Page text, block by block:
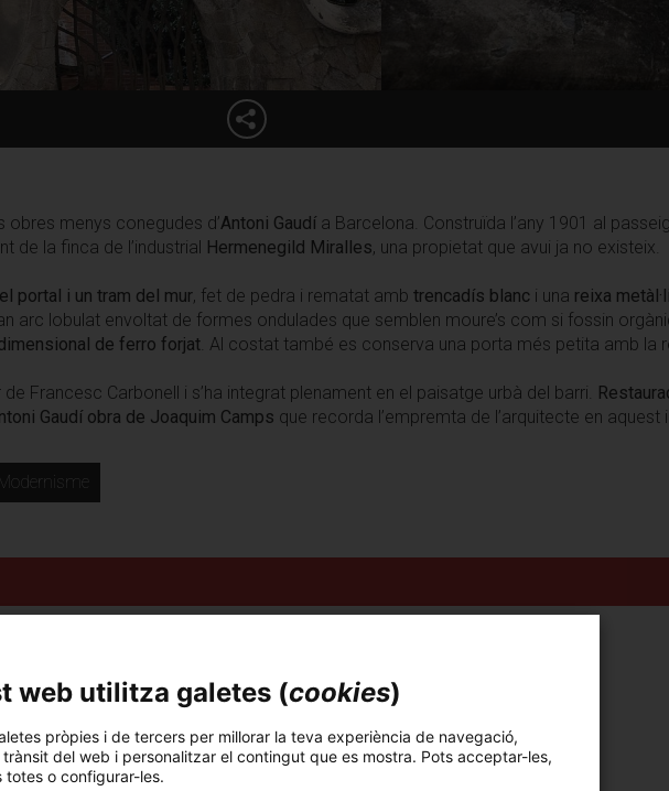
obres menys conegudes d’Antoni Gaudí a Barcelona. Construïda l’any 1901 al
de la finca de l’industrial Hermenegild Miralles, una propietat que avui ja no existeix.
el portal i un tram del mur, fet de pedra i rematat ambtrencadís blanc i una reixa
arc lobulat envoltat de formes ondulades que semblen moure’s com si fossin
de ferro forjat . Al costat també es conserva una porta més petita amb la
Francesc Carbonell i s’ha integrat plenament en el paisatge urbà del barri.
Gaudí obra de Joaquim Camps que recorda l’empremta de l’arquitecte en aquest
i descobrir com una obra de Gaudí s’integra en
veïns del barri.
web utilitza galetes (cookies)
pròpies i de tercers per millorar la teva experiència de navegació,
del web i personalitzar el contingut que es mostra. Pots acceptar-les,
totes o configurar-les.